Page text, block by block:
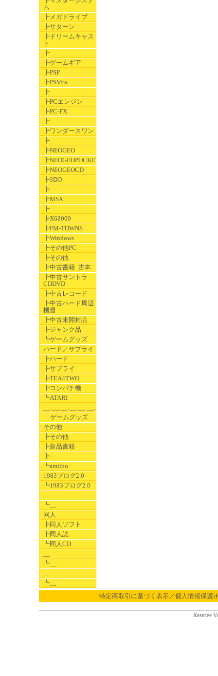
ム
┣メガドライブ
┣サターン
┣ドリームキャス
ト
┣
┣ゲームギア
┣PSP
┣PSVita
┣
┣PCエンジン
┣PC-FX
┣
┣ワンダースワン
┣
┣NEOGEO
┣NEOGEOPOCKET
┣NEOGEOCD
┣3DO
┣
┣MSX
┣
┣X68000
┣FM-TOWNS
┣Windows
┣その他PC
┣その他
┣中古書籍_古本
┣中古サントラ
CDDVD
┣中古レコード
┣中古ハード周辺
機器
┣中古未開封品
┣ジャンク品
┗ゲームグッズ
ハード／サプライ
┣ハード
┣サプライ
┣TEA4TWO
┣コンパチ機
┗ATARI
__:__:__:__:__:__:__
__ゲームグッズ
その他
┣その他
┣新品書籍
┣__
┗amiibo
1983ブログ2.0
┗1983ブログ2.0
┗__
同人
┣同人ソフト
┣同人誌
┗同人CD
┗__
┗__
特定商取引に基づく表示／個人情報保護
Reserve